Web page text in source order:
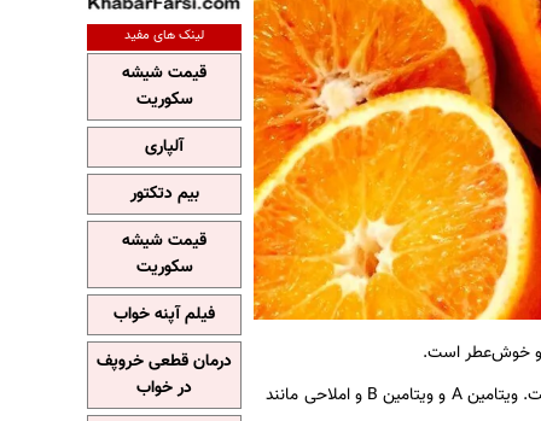
و خوش‌عطر است.
امتیاز درخشان پرتقال این است که ویتامین C زیادی دارد؛ اما دارای ویتامین‌های زیاد دیگری نیز هست. ویتامین A و ویتامین B و املاحی مانند
لینک های مفید
قیمت شیشه
سکوریت
آلپاری
بیم دتکتور
قیمت شیشه
سکوریت
فیلم آپنه خواب
درمان قطعی خروپف
در خواب